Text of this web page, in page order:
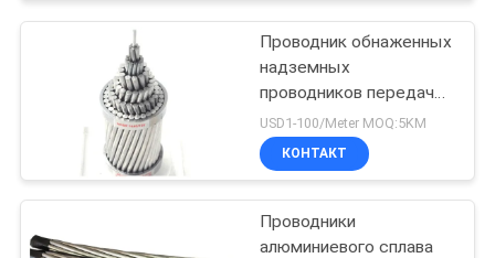
Проводник обнаженных
надземных
проводников передачи
энергии алюминиевый
электричества
USD1-100/Meter MOQ:5KM
КОНТАКТ
Проводники
алюминиевого сплава